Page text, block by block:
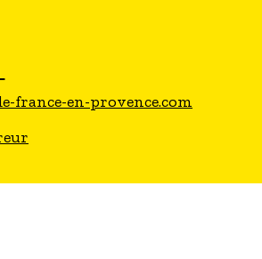
france-en-provence.com